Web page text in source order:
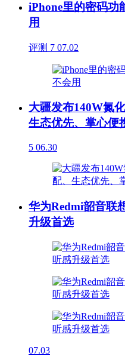
iPhone里的密码功
用
评测 7 07.02
大疆发布140W氮
生态优先、掌心便
5 06.30
华为Redmi韶音联
升级首选
07.03